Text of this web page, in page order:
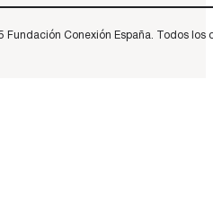
Fundación Conexión España. Todos los